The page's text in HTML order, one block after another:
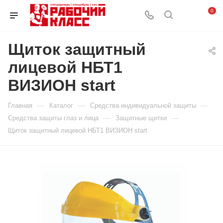
0
Щиток защитный
лицевой НБТ1
ВИЗИОН start
Главная — Каталог — Средства индивидуальной защиты —
Средства защиты глаз и лица — Защитные щитки —
Щиток защитный лицевой НБТ1 ВИЗИОН start